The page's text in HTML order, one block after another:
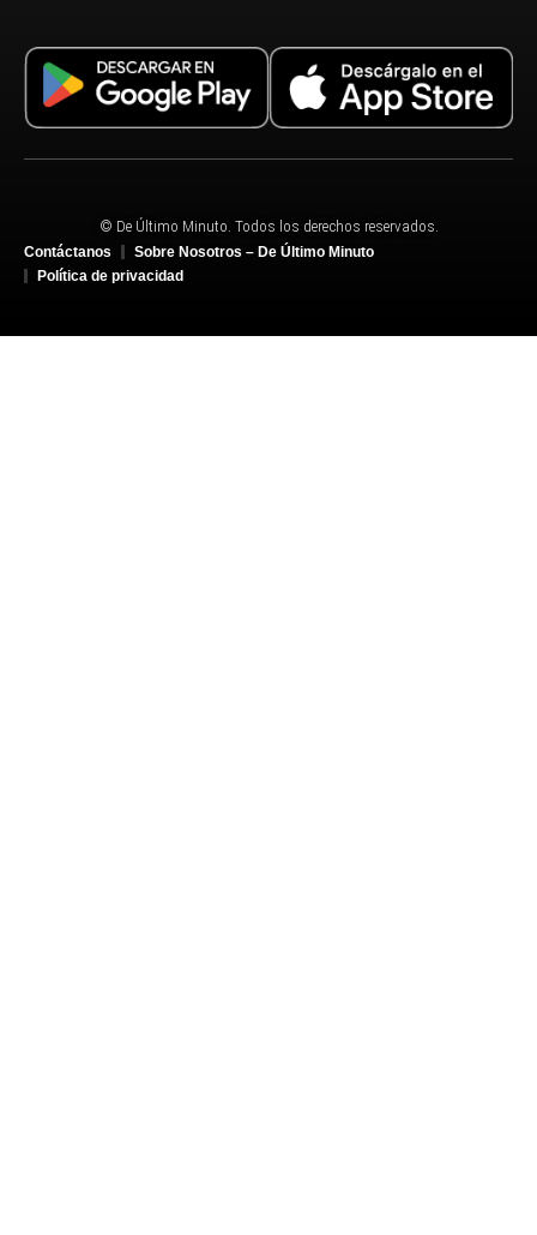
© De Último Minuto. Todos los derechos reservados.
Contáctanos
Sobre Nosotros – De Último Minuto
Política de privacidad